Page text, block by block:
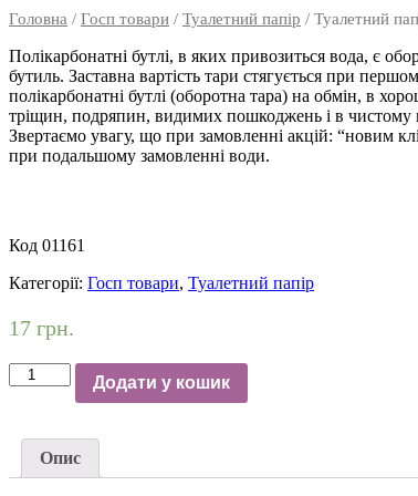
Головна / Госп товари / Туалетний папір / Туалетний
Полікарбонатні бутлі, в яких привозиться вода, є
бутиль. Заставна вартість тари стягується при
полікарбонатні бутлі (оборотна тара) на обмін, в
тріщин, подряпин, видимих пошкоджень і в чистому
Звертаємо увагу, що при замовленні акцій: “новим
при подальшому замовленні води.
Код 01161
Категорії: Госп товари, Туалетний папір
17 грн.
Туалетний
папір
сірий
Додати у кошик
Опис